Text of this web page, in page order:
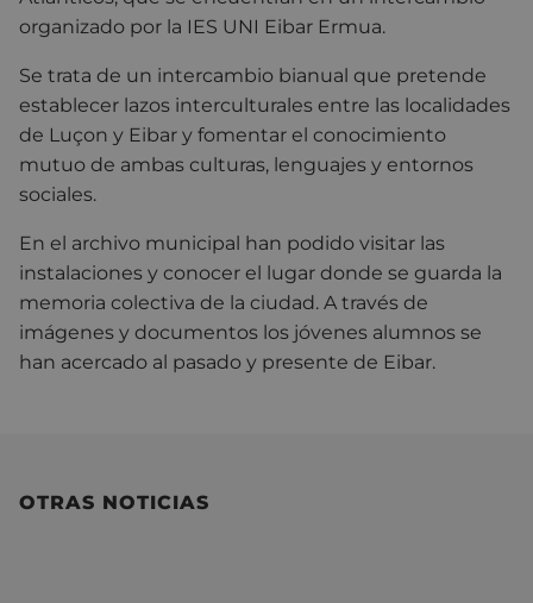
organizado por la IES UNI Eibar Ermua.
Se trata de un intercambio bianual que pretende
establecer lazos interculturales entre las localidades
de Luçon y Eibar y fomentar el conocimiento
mutuo de ambas culturas, lenguajes y entornos
sociales.
En el archivo municipal han podido visitar las
instalaciones y conocer el lugar donde se guarda la
memoria colectiva de la ciudad. A través de
imágenes y documentos los jóvenes alumnos se
han acercado al pasado y presente de Eibar.
OTRAS NOTICIAS